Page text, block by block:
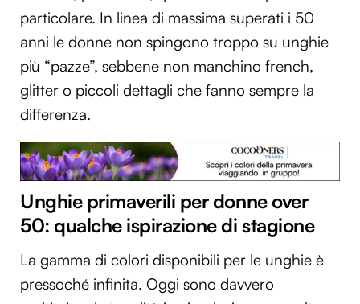
particolare. In linea di massima superati i 50
anni le donne non spingono troppo su unghie
più “pazze”, sebbene non manchino french,
glitter o piccoli dettagli che fanno sempre la
differenza.
Unghie primaverili per donne over
50: qualche ispirazione di stagione
La gamma di colori disponibili per le unghie è
pressoché infinita. Oggi sono davvero